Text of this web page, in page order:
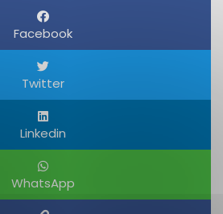
Facebook
Twitter
Linkedin
WhatsApp